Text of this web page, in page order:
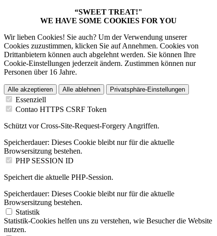
“SWEET TREAT!"
WE HAVE SOME COOKIES FOR YOU
Wir lieben Cookies! Sie auch? Um der Verwendung unserer
Cookies zuzustimmen, klicken Sie auf Annehmen. Cookies von
Drittanbietern können auch abgelehnt werden. Sie können Ihre
Cookie-Einstellungen jederzeit ändern. Zustimmen können nur
Personen über 16 Jahre.
Alle akzeptieren Alle ablehnen Privatsphäre-Einstellungen
Essenziell
Contao HTTPS CSRF Token
Schützt vor Cross-Site-Request-Forgery Angriffen.
Speicherdauer: Dieses Cookie bleibt nur für die aktuelle
Browsersitzung bestehen.
PHP SESSION ID
Speichert die aktuelle PHP-Session.
Speicherdauer: Dieses Cookie bleibt nur für die aktuelle
Browsersitzung bestehen.
Statistik
Statistik-Cookies helfen uns zu verstehen, wie Besucher die Website
nutzen.